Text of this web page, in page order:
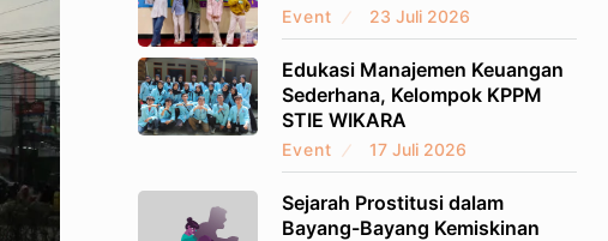
Event 23 Juli 2026
Edukasi Manajemen Keuangan
Sederhana, Kelompok KPPM
STIE WIKARA
Event 17 Juli 2026
Sejarah Prostitusi dalam
Bayang-Bayang Kemiskinan